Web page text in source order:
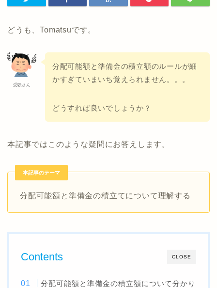
どうも、Tomatsuです。
受験さん
分配可能額と準備金の積立額のルールが細
かすぎていまいち覚えられません。。。
どうすれば良いでしょうか？
本記事ではこのような疑問にお答えします。
本記事のテーマ
分配可能額と準備金の積立てについて理解する
CLOSE
Contents
分配可能額と準備金の積立額について分かり